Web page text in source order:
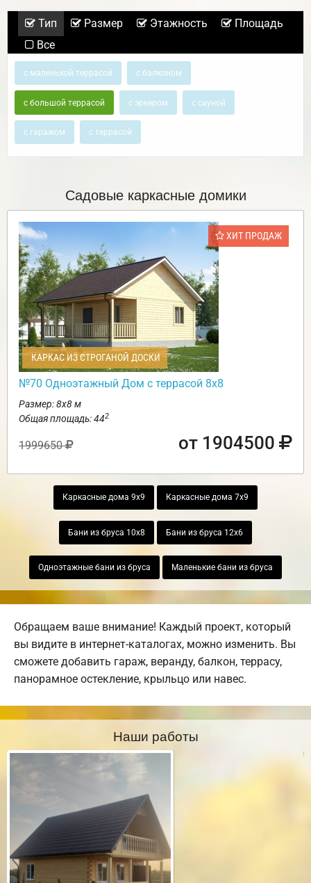
Тип Размер Этажность
Площадь
Все
с маленькой террасой с балконом
с большой террасой с эркером с сауной
с гаражом с террасой
Садовые каркасные домики
ХИТ ПРОДАЖ
КАРКАС ИЗ СТРОГАНОЙ ДОСКИ
№70 Одноэтажный Дом с террасой 8х8
Размер: 8х8 м
Общая площадь: 442
1999650 от 1904500
Каркасные дома 9х9 Каркасные дома 7х9
Бани из бруса 10х8 Бани из бруса 12х6
Одноэтажные бани из бруса Маленькие бани из бруса
Обращаем ваше внимание! Каждый проект, который
вы видите в интернет-каталогах, можно изменить. Вы
сможете добавить гараж, веранду, балкон, террасу,
панорамное остекление, крыльцо или навес.
Наши работы